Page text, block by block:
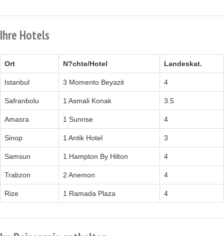
Ihre Hotels
Ort N?chte/Hotel Landeskat.
Istanbul 3 Momento Beyazit 4
Safranbolu 1 Asmali Konak 3.5
Amasra 1 Sunrise 4
Sinop 1 Antik Hotel 3
Samsun 1 Hampton By Hilton 4
Trabzon 2 Anemon 4
Rize 1 Ramada Plaza 4